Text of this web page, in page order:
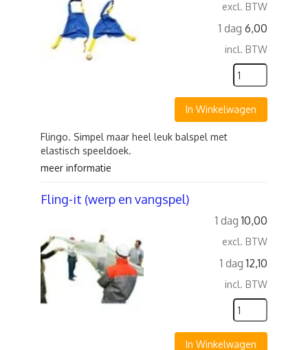
excl. BTW
1 dag 6,00
incl. BTW
In Winkelwagen
Flingo. Simpel maar heel leuk balspel met
elastisch speeldoek.
meer informatie
Fling-it (werp en vangspel)
1 dag 10,00
excl. BTW
1 dag 12,10
incl. BTW
In Winkelwagen